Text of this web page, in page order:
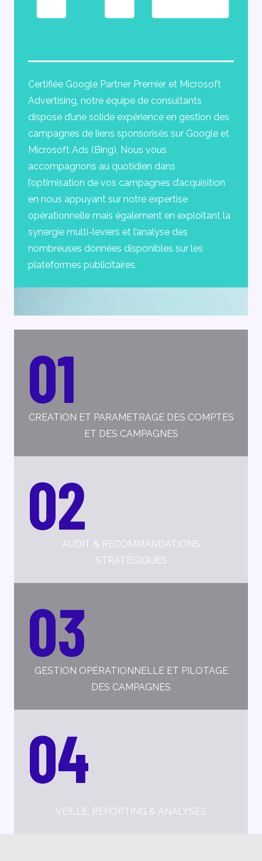
Certifiée Google Partner Premier et Microsoft
Advertising, notre équipe de consultants
dispose d’une solide expérience en gestion des
campagnes de liens sponsorisés sur Google et
Microsoft Ads (Bing). Nous vous
accompagnons au quotidien dans
l’optimisation de vos campagnes d’acquisition
en nous appuyant sur notre expertise
opérationnelle mais également en exploitant la
synergie multi-leviers et l’analyse des
nombreuses données disponibles sur les
plateformes publicitaires.
01
CREATION ET PARAMETRAGE DES COMPTES
ET DES CAMPAGNES
02
AUDIT & RECOMMANDATIONS
STRATÉGIQUES
03
GESTION OPÉRATIONNELLE ET PILOTAGE
DES CAMPAGNES
04
VEILLE, REPORTING & ANALYSES